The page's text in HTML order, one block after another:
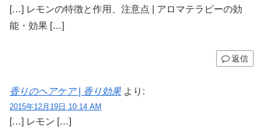
[…] レモンの特徴と作用、注意点 | アロマテラピーの効
能・効果 […]
返信
香りのヘアケア | 香り効果 より:
2015年12月19日 10:14 AM
[…] レモン […]